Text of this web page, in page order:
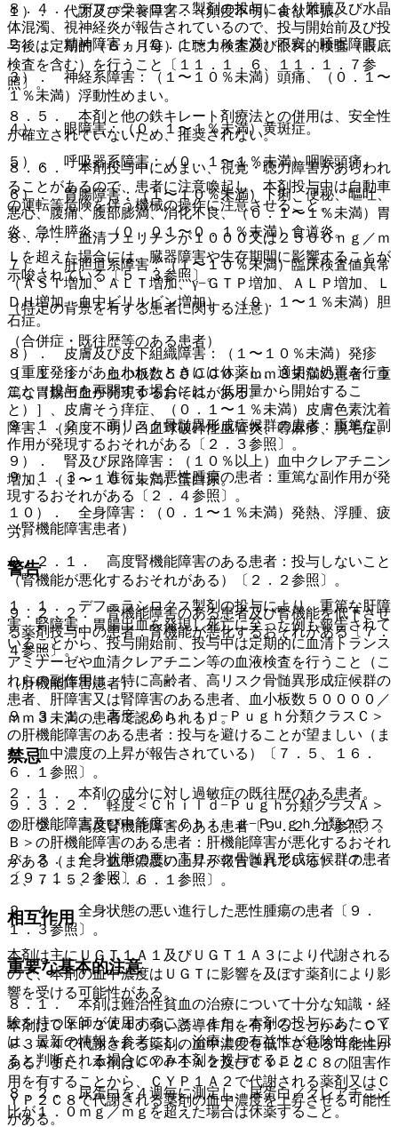
８．４． デフェラシロクス製剤の投与により難聴及び水晶
体混濁、視神経炎が報告されているので、投与開始前及び投
与後は定期的（６ヵ月毎）に聴力検査及び眼科的検査（眼底
検査を含む）を行うこと〔１１．１．６、１１．１．７参
照〕。
８．５． 本剤と他の鉄キレート剤療法との併用は、安全性
が確立されていないため、推奨されない。
８．６． 本剤投与中にめまい、視覚・聴力障害があらわれ
ることがあるので、患者に注意喚起し、本剤投与中は自動車
の運転等危険を伴う機械の操作に注意させること。
８．７． 血清フェリチンが１０００又は２５００ｎｇ／ｍ
Ｌを超えた場合には、臓器障害や生存期間に影響することが
示唆されている〔５．３参照〕。
（特定の背景を有する患者に関する注意）
（合併症・既往歴等のある患者）
９．１．１． 血小板数５００００／ｍｍ３未満の患者：重
篤な胃腸出血が発現するおそれがある。
９．１．２． 高リスク骨髄異形成症候群の患者：重篤な副
作用が発現するおそれがある〔２．３参照〕。
９．１．３． 進行した悪性腫瘍の患者：重篤な副作用が発
現するおそれがある〔２．４参照〕。
（腎機能障害患者）
９．２．１． 高度腎機能障害のある患者：投与しないこと
（腎機能が悪化するおそれがある）〔２．２参照〕。
９．２．２． 腎機能障害のある患者及び腎機能を低下させ
る薬剤投与中の患者：腎機能が悪化するおそれがある〔７．
４参照〕。
（肝機能障害患者）
９．３．１． 高度＜Ｃｈｉｌｄ−Ｐｕｇｈ分類クラスＣ＞
の肝機能障害のある患者：投与を避けることが望ましい（ま
た、血中濃度の上昇が報告されている）〔７．５、１６．
６．１参照〕。
９．３．２． 軽度＜Ｃｈｉｌｄ−Ｐｕｇｈ分類クラスＡ＞
の肝機能障害及び中等度＜Ｃｈｉｌｄ−Ｐｕｇｈ分類クラス
Ｂ＞の肝機能障害のある患者：肝機能障害が悪化するおそれ
がある（また、血中濃度の上昇が報告されている）〔７．
２、７．５、１６．６．１参照〕。
相互作用
本剤は主にＵＧＴ１Ａ１及びＵＧＴ１Ａ３により代謝される
ので、本剤の血中濃度はＵＧＴに影響を及ぼす薬剤により影
響を受ける可能性がある。
本剤はＣＹＰ３Ａ４の弱い誘導作用を有することから、ＣＹ
Ｐ３Ａ４で代謝される薬剤の血中濃度を低下させる可能性が
ある。また、本剤はＣＹＰ１Ａ２及びＣＹＰ２Ｃ８の阻害作
用を有することから、ＣＹＰ１Ａ２で代謝される薬剤又はＣ
ＹＰ２Ｃ８で代謝される薬剤の血中濃度を上昇させる可能性
がある。
１）． 代謝及び栄養障害：（頻度不明）食欲不振。
２）． 精神障害：（０．１〜１％未満）不安、睡眠障害。
３）． 神経系障害：（１〜１０％未満）頭痛、（０．１〜
１％未満）浮動性めまい。
４）． 眼障害：（０．１〜１％未満）黄斑症。
５）． 呼吸器系障害：（０．１〜１％未満）咽喉頭痛。
６）． 胃腸障害：（１〜１０％未満）下痢、便秘、嘔吐、
悪心、腹痛、腹部膨満、消化不良、（０．１〜１％未満）胃
炎、急性膵炎、（０．０１〜０．１％未満）食道炎。
７）． 肝胆道系障害：（１〜１０％未満）臨床検査値異常
（ＡＳＴ増加、ＡＬＴ増加、γ−ＧＴＰ増加、ＡＬＰ増加、Ｌ
ＤＨ増加、血中ビリルビン増加）、（０．１〜１％未満）胆
石症。
８）． 皮膚及び皮下組織障害：（１〜１０％未満）発疹
［重度発疹があらわれたときには休薬し、適切な処置を行う
こと（投与を再開する場合には、低用量から開始するこ
と）］、皮膚そう痒症、（０．１〜１％未満）皮膚色素沈着
障害、（頻度不明）白血球破砕性血管炎、蕁麻疹、脱毛症。
９）． 腎及び尿路障害：（１０％以上）血中クレアチニン
増加、（１〜１０％未満）蛋白尿。
１０）． 全身障害：（０．１〜１％未満）発熱、浮腫、疲
労。
警告
１．１． デフェラシロクス製剤の投与により、重篤な肝障
害、腎障害、胃腸出血を発現し死亡に至った例も報告されて
いることから、投与開始前、投与中は定期的に血清トランス
アミナーゼや血清クレアチニン等の血液検査を行うこと（こ
れらの副作用は、特に高齢者、高リスク骨髄異形成症候群の
患者、肝障害又は腎障害のある患者、血小板数５００００／
ｍｍ３未満の患者で認められる）。
禁忌
２．１． 本剤の成分に対し過敏症の既往歴のある患者。
２．２． 高度腎機能障害のある患者〔９．２．１参照〕。
２．３． 全身状態の悪い高リスク骨髄異形成症候群の患者
〔９．１．２参照〕。
２．４． 全身状態の悪い進行した悪性腫瘍の患者〔９．
１．３参照〕。
重要な基本的注意
８．１． 本剤は難治性貧血の治療について十分な知識・経
験を持つ医師が使用すること。また、本剤の投与にあたって
は、最新の情報を参考にし、治療上の有益性が危険性を上回
ると判断される場合にのみ本剤を投与すること。
８．２． 尿蛋白を４週毎に測定し、尿蛋白／クレアチニン
比が１．０ｍｇ／ｍｇを超えた場合は休薬すること。